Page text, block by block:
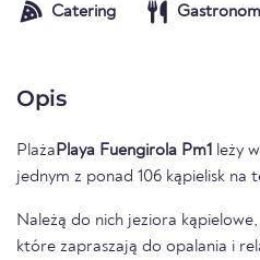
Catering
Opis
Plaża Playa Fuengirola Pm1 leży w
jednym z ponad 106 kąpielisk na
Należą do nich jeziora
które zapraszają do opalania i